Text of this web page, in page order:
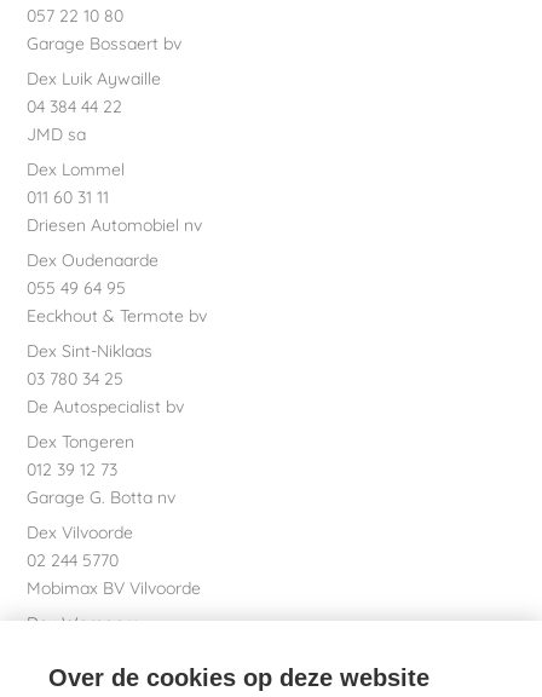
057 22 10 80
Garage Bossaert bv
Dex Luik Aywaille
04 384 44 22
JMD sa
Dex Lommel
011 60 31 11
Driesen Automobiel nv
Dex Oudenaarde
055 49 64 95
Eeckhout & Termote bv
Dex Sint-Niklaas
03 780 34 25
De Autospecialist bv
Dex Tongeren
012 39 12 73
Garage G. Botta nv
Dex Vilvoorde
02 244 5770
Mobimax BV Vilvoorde
Dex Waregem
Garage Dhont bv
Over de cookies op deze website